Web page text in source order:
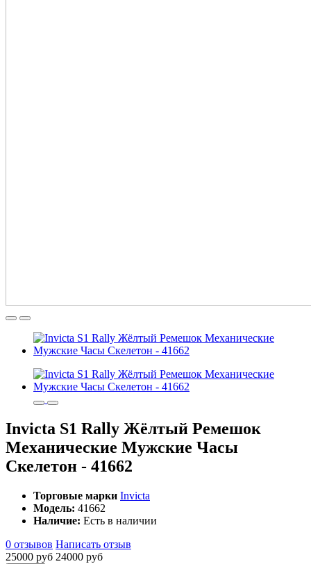
Invicta S1 Rally Жёлтый Ремешок
Механические Мужские Часы
Скелетон - 41662
Торговые марки Invicta
Модель: 41662
Наличие: Есть в наличии
0 отзывов Написать отзыв
25000 руб 24000 руб